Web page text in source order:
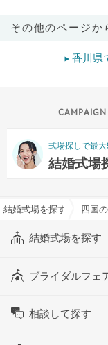
その他のページか
香川県
式場探しで最
結婚式場
結婚式場を探すならハナ
四国
結婚式場を探す
ブライダルフェ
相談して探す